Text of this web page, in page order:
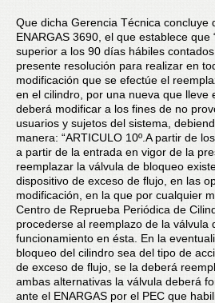
Que dicha Gerencia Técnica concluye
ENARGAS 3690, el que establece
superior a los 90 días hábiles
presente resolución para realizar en
modificación que se efectúe el
en el cilindro, por una nueva que lleve
deberá modificar a los fines de no
usuarios y sujetos del sistema,
manera: “ARTICULO 10º.A partir de
a partir de la entrada en vigor de la
reemplazar la válvula de bloqueo
dispositivo de exceso de flujo, en las
modificación, en la que por cualquier
Centro de Reprueba Periódica de
procederse al reemplazo de la
funcionamiento en ésta. En la
bloqueo del cilindro sea del tipo de
de exceso de flujo, se la deberá
ambas alternativas la válvula deberá
ante el ENARGAS por el PEC que